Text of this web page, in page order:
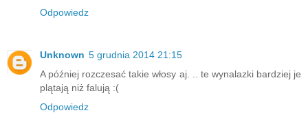
Odpowiedz
Unknown 5 grudnia 2014 21:15
A później rozczesać takie włosy aj. .. te wynalazki bardziej je
plątają niż falują :(
Odpowiedz